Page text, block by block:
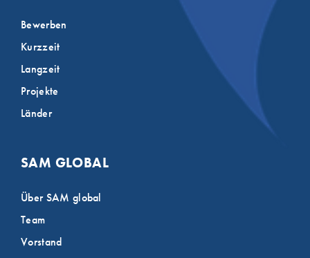
Bewerben
Kurzzeit
Langzeit
Projekte
Länder
SAM GLOBAL
Über SAM global
Team
Vorstand